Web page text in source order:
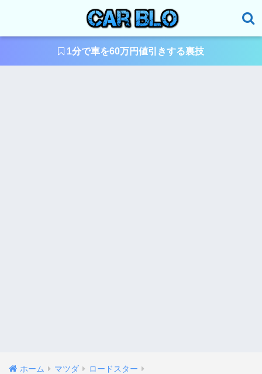
1分で車を60万円値引きする裏技
ホーム マツダ ロードスター